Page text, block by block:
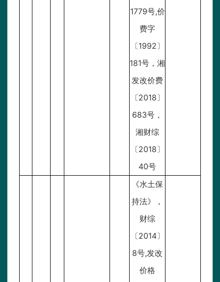
1779号,价
费字
〔1992〕
181号，湘
发改价费
〔2018〕
683号，
湘财综
〔2018〕
40号
《水土保
持法》，
财综
〔2014〕
8号,发改
价格